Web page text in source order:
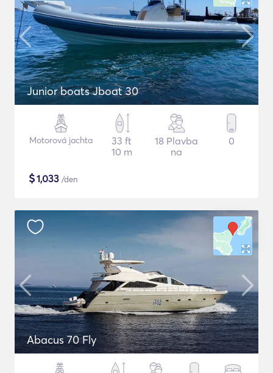
Junior boats Jboat 30
Motorová jachta
33 ft
10 m
18 Plavba
na
0
$1,033 /den
Abacus 70 Fly